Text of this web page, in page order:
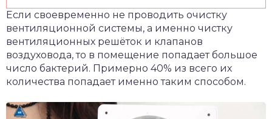
Если своевременно не проводить очистку
вентиляционной системы, а именно чистку
вентиляционных решёток и клапанов
воздуховода, то в помещение попадает большое
число бактерий. Примерно 40% из всего их
количества попадает именно таким способом.